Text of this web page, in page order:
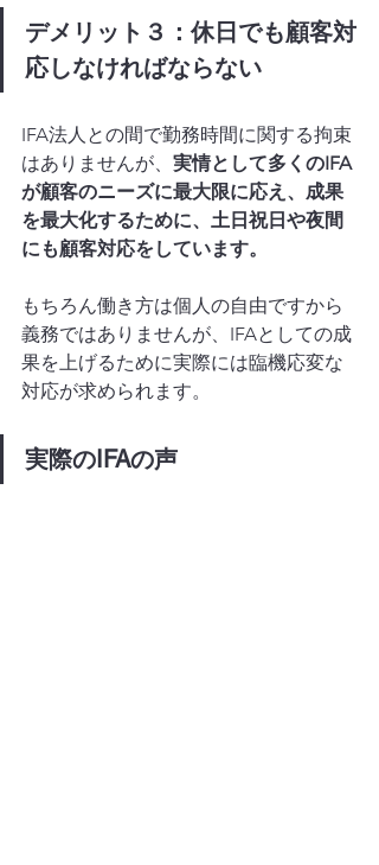
デメリット３：休日でも顧客対
応しなければならない
IFA法人との間で勤務時間に関する拘束
はありませんが、 実情として多くのIFA
が顧客のニーズに最大限に応え、成果
を最大化するために、土日祝日や夜間
にも顧客対応をしています。
もちろん働き方は個人の自由ですから
義務ではありませんが、IFAとしての成
果を上げるために実際には臨機応変な
対応が求められます。
実際のIFAの声